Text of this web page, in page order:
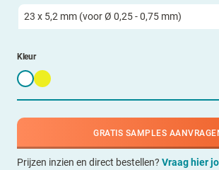
Kleur
GRATIS SAMPLES
Prijzen inzien en direct bestellen? Vraag hier